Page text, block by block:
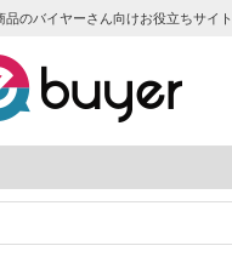
品のバイヤーさん向けお役立ちサイト